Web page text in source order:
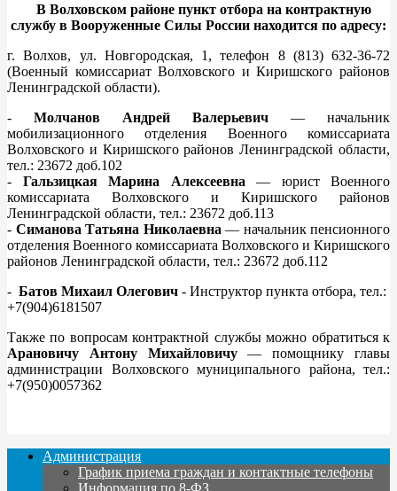
В Волховском районе пункт отбора на контрактную
службу в Вооруженные Силы России находится по адресу:
г. Волхов, ул. Новгородская, 1, телефон 8 (813) 632-36-72
(Военный комиссариат Волховского и Киришского районов
Ленинградской области).
- Молчанов Андрей Валерьевич — начальник
мобилизационного отделения Военного комиссариата
Волховского и Киришского районов Ленинградской области,
тел.: 23672 доб.102
- Гальзицкая Марина Алексеевна — юрист Военного
комиссариата Волховского и Киришского районов
Ленинградской области, тел.: 23672 доб.113
- Симанова Татьяна Николаевна — начальник пенсионного
отделения Военного комиссариата Волховского и Киришского
районов Ленинградской области, тел.: 23672 доб.112
- Батов Михаил Олегович - Инструктор пункта отбора, тел.:
+7(904)6181507
Также по вопросам контрактной службы можно обратиться к
Арановичу Антону Михайловичу— помощнику главы
администрации Волховского муниципального района, тел.:
+7(950)0057362
Администрация
График приема граждан и контактные телефоны
Информация по 8-ФЗ